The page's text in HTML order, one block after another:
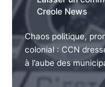
pourront-
résoudre
les
problèmes
récurrents
Gwadloup.
une année
refait le
Laisser un
Creole News